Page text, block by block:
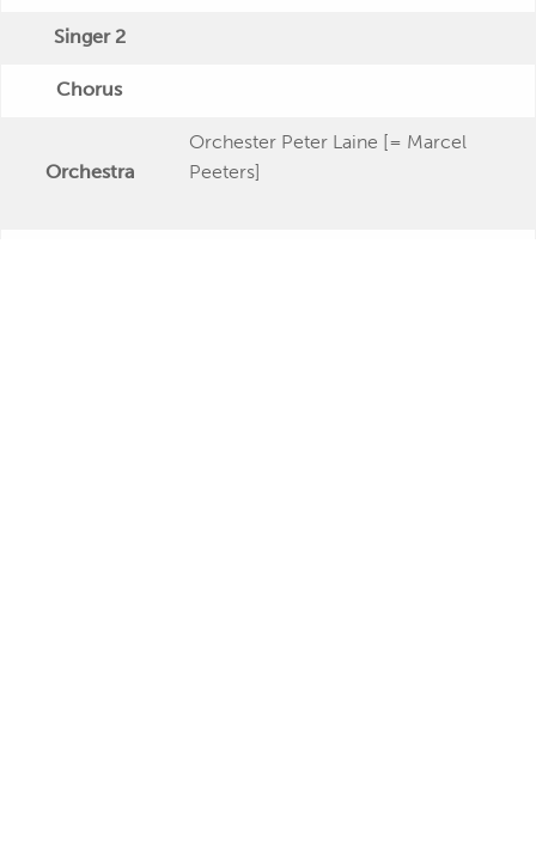
Singer 2
Chorus
Orchestra
Orchester Peter Laine [= Marcel
Peeters]